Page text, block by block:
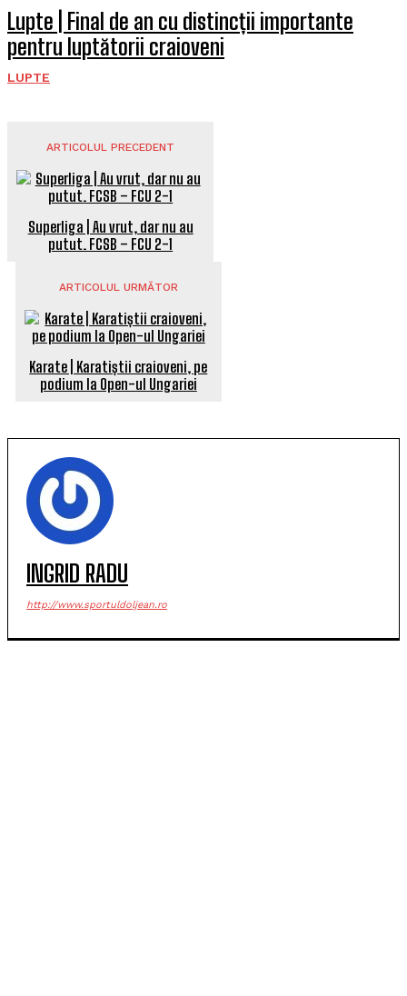
Lupte | Final de an cu distincții importante
pentru luptătorii craioveni
LUPTE
ARTICOLUL PRECEDENT
Superliga | Au vrut, dar nu au
putut. FCSB – FCU 2-1
ARTICOLUL URMĂTOR
Karate | Karatiștii craioveni, pe
podium la Open-ul Ungariei
INGRID RADU
http://www.sportuldoljean.ro